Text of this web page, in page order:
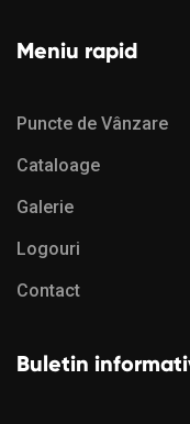
Meniu rapid
Puncte de Vânzare
Cataloage
Galerie
Logouri
Contact
Buletin